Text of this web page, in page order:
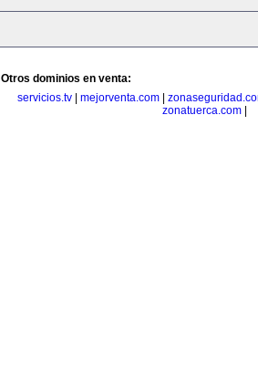
Otros dominios en venta:
servicios.tv| mejorventa.com|
zonatuerca.com|